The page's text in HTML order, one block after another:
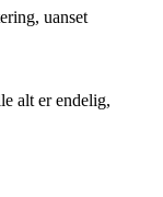
uanset
alt er endelig,